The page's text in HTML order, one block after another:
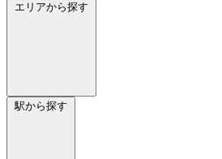
エリアから探す
駅から探す